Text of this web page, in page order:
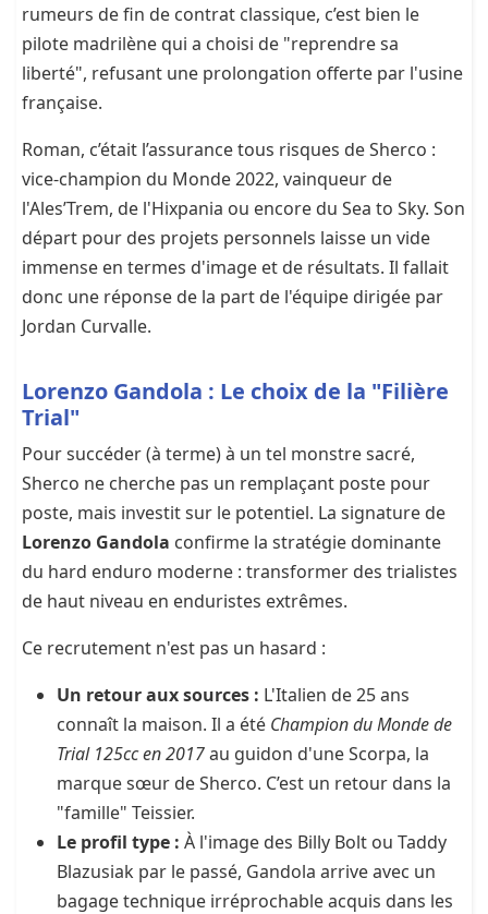
rumeurs de fin de contrat classique, c’est bien le
pilote madrilène qui a choisi de "reprendre sa
liberté", refusant une prolongation offerte par l'usine
française.
Roman, c’était l’assurance tous risques de Sherco :
vice-champion du Monde 2022, vainqueur de
l'Ales’Trem, de l'Hixpania ou encore du Sea to Sky. Son
départ pour des projets personnels laisse un vide
immense en termes d'image et de résultats. Il fallait
donc une réponse de la part de l'équipe dirigée par
Jordan Curvalle.
Lorenzo Gandola : Le choix de la "Filière
Trial"
Pour succéder (à terme) à un tel monstre sacré,
Sherco ne cherche pas un remplaçant poste pour
poste, mais investit sur le potentiel. La signature de
Lorenzo Gandola confirme la stratégie dominante
du hard enduro moderne : transformer des trialistes
de haut niveau en enduristes extrêmes.
Ce recrutement n'est pas un hasard :
Un retour aux sources : L'Italien de 25 ans
connaît la maison. Il a été Champion du Monde de
Trial 125cc en 2017au guidon d'une Scorpa, la
marque sœur de Sherco. C’est un retour dans la
"famille" Teissier.
Le profil type : À l'image des Billy Bolt ou Taddy
Blazusiak par le passé, Gandola arrive avec un
bagage technique irréprochable acquis dans les